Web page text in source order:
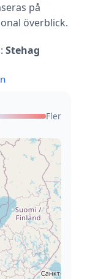
på
överblick.
Stehag
Fler